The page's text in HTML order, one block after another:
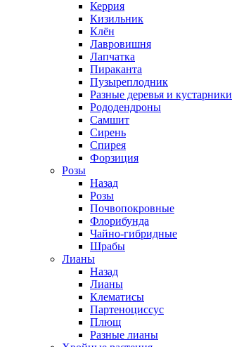
Керрия
Кизильник
Клён
Лавровишня
Лапчатка
Пираканта
Пузыреплодник
Разные деревья и кустарники
Рододендроны
Самшит
Сирень
Спирея
Форзиция
Розы
Назад
Розы
Почвопокровные
Флорибунда
Чайно-гибридные
Шрабы
Лианы
Назад
Лианы
Клематисы
Партеноциссус
Плющ
Разные лианы